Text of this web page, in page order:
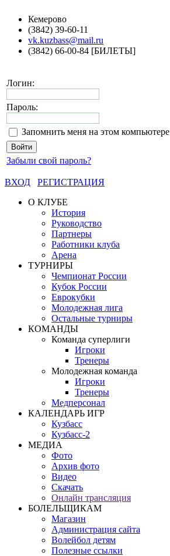
Кемерово
(3842) 39-60-11
vk.kuzbass@mail.ru
(3842) 66-00-84 [БИЛЕТЫ]
Логин:
Пароль:
Запомнить меня на этом компьютере
Забыли свой пароль?
ВХОД
РЕГИСТРАЦИЯ
О КЛУБЕ
История
Руководство
Партнеры
Работники клуба
Арена
ТУРНИРЫ
Чемпионат России
Кубок России
Еврокубки
Молодежная лига
Остальные турниры
КОМАНДЫ
Команда суперлиги
Игроки
Тренеры
Молодежная команда
Игроки
Тренеры
Медперсонал
КАЛЕНДАРЬ ИГР
Кузбасс
Кузбасс-2
МЕДИА
Фото
Архив фото
Видео
Скачать
Онлайн трансляция
БОЛЕЛЬЩИКАМ
Магазин
Администрация сайта
Волейбол детям
Полезные ссылки